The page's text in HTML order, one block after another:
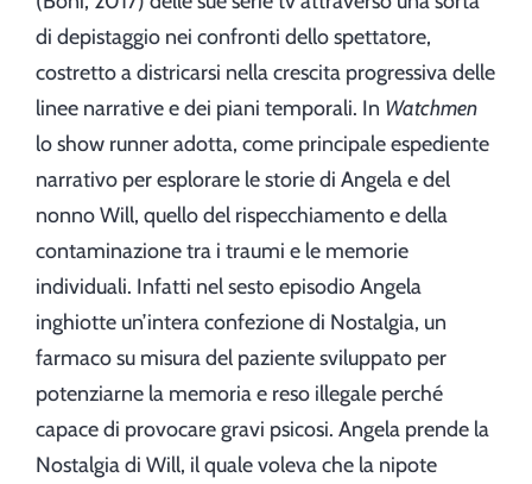
di depistaggio nei confronti dello spettatore,
costretto a districarsi nella crescita progressiva delle
linee narrative e dei piani temporali. In Watchmen
lo show runner adotta, come principale espediente
narrativo per esplorare le storie di Angela e del
nonno Will, quello del rispecchiamento e della
contaminazione tra i traumi e le memorie
individuali. Infatti nel sesto episodio Angela
inghiotte un’intera confezione di Nostalgia, un
farmaco su misura del paziente sviluppato per
potenziarne la memoria e reso illegale perché
capace di provocare gravi psicosi. Angela prende la
Nostalgia di Will, il quale voleva che la nipote